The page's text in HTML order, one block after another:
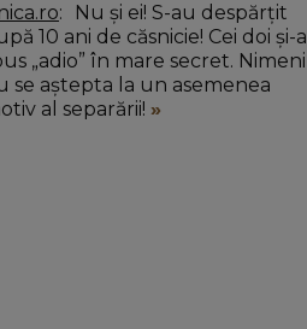
10 ani de căsnicie! Cei doi și-a
„adio” în mare secret. Nimeni
se aștepta la un asemenea
al separării!